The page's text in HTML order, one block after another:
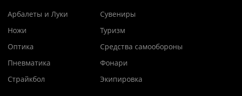
Арбалеты и Луки
Ножи
Оптика
Пневматика
Страйкбол
Сувениры
Туризм
Средства самообороны
Фонари
Экипировка